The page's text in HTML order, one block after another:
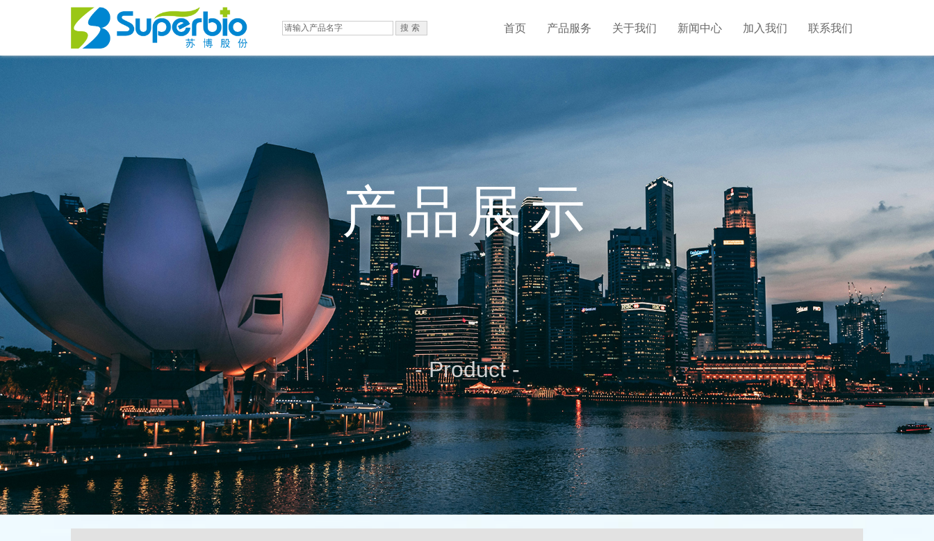
首页 产品服务 关于我们 新闻中心 加入我们 联系我们
产品展示
- Product -